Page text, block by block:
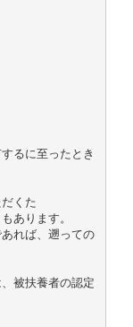
るに至ったとき
くた
あります。
れば、遡っての
被扶養者の認定